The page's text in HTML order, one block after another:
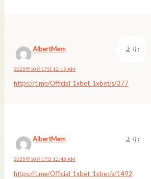
AlbertMem より:
2025年10月17日 12:19 AM
https://t.me/Official_1xbet_1xbet/s/377
AlbertMem より:
2025年10月17日 12:45 AM
https://t.me/Official_1xbet_1xbet/s/1492